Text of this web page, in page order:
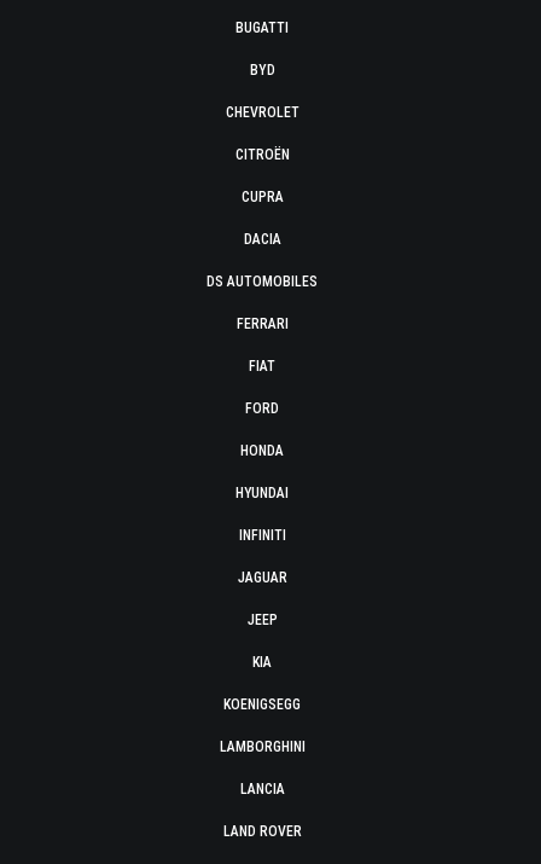
BUGATTI
BYD
CHEVROLET
CITROËN
CUPRA
DACIA
DS AUTOMOBILES
FERRARI
FIAT
FORD
HONDA
HYUNDAI
INFINITI
JAGUAR
JEEP
KIA
KOENIGSEGG
LAMBORGHINI
LANCIA
LAND ROVER